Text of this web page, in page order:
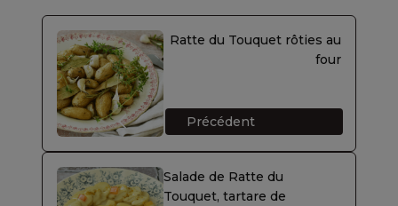
Ratte du Touquet rôties au
four
Précédent
Salade de Ratte du
Touquet, tartare de